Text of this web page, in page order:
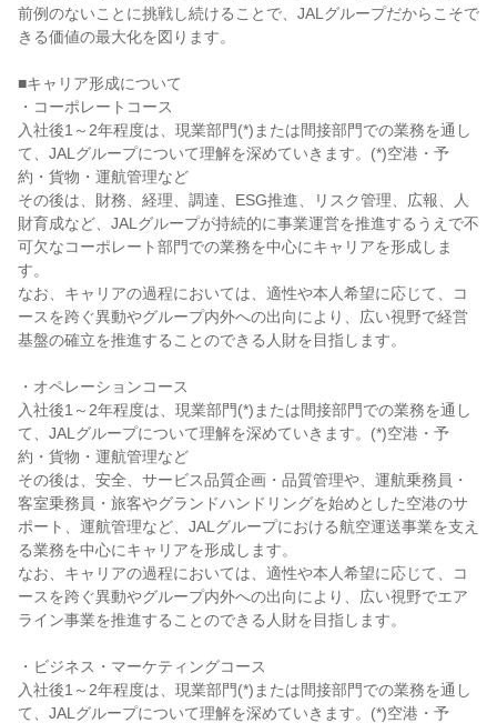
前例のないことに挑戦し続けることで、JALグループだからこそで
きる価値の最大化を図ります。
■キャリア形成について
・コーポレートコース
入社後1～2年程度は、現業部門(*)または間接部門での業務を通し
て、JALグループについて理解を深めていきます。(*)空港・予
約・貨物・運航管理など
その後は、財務、経理、調達、ESG推進、リスク管理、広報、人
財育成など、JALグループが持続的に事業運営を推進するうえで不
可欠なコーポレート部門での業務を中心にキャリアを形成しま
す。
なお、キャリアの過程においては、適性や本人希望に応じて、コ
ースを跨ぐ異動やグループ内外への出向により、広い視野で経営
基盤の確立を推進することのできる人財を目指します。
・オペレーションコース
入社後1～2年程度は、現業部門(*)または間接部門での業務を通し
て、JALグループについて理解を深めていきます。(*)空港・予
約・貨物・運航管理など
その後は、安全、サービス品質企画・品質管理や、運航乗務員・
客室乗務員・旅客やグランドハンドリングを始めとした空港のサ
ポート、運航管理など、JALグループにおける航空運送事業を支え
る業務を中心にキャリアを形成します。
なお、キャリアの過程においては、適性や本人希望に応じて、コ
ースを跨ぐ異動やグループ内外への出向により、広い視野でエア
ライン事業を推進することのできる人財を目指します。
・ビジネス・マーケティングコース
入社後1～2年程度は、現業部門(*)または間接部門での業務を通し
て、JALグループについて理解を深めていきます。(*)空港・予